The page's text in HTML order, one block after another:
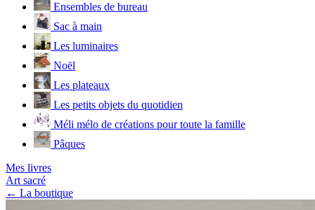
Ensembles de bureau
Sac à main
Les luminaires
Noël
Les plateaux
Les petits objets du quotidien
Méli mélo de créations pour toute la famille
Pâques
Mes livres
Art sacré
← La boutique